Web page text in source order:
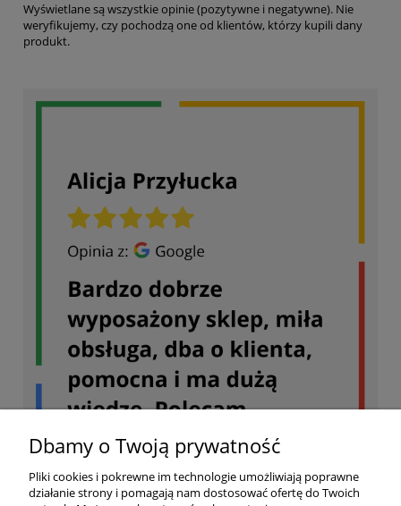
Wyświetlane są wszystkie opinie (pozytywne i negatywne). Nie
weryfikujemy, czy pochodzą one od klientów, którzy kupili dany
produkt.
Dbamy o Twoją prywatność
Pliki cookies i pokrewne im technologie umożliwiają poprawne
działanie strony i pomagają nam dostosować ofertę do Twoich